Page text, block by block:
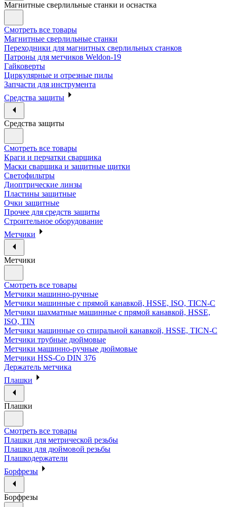
Магнитные сверлильные станки и оснастка
Смотреть все товары
Магнитные сверлильные станки
Переходники для магнитных сверлильных станков
Патроны для метчиков Weldon-19
Гайковерты
Циркулярные и отрезные пилы
Запчасти для инструмента
Средства защиты
Средства защиты
Смотреть все товары
Краги и перчатки сварщика
Маски сварщика и защитные щитки
Светофильтры
Диоптрические линзы
Пластины защитные
Очки защитные
Прочее для средств защиты
Строительное оборудование
Метчики
Метчики
Смотреть все товары
Метчики машинно-ручные
Метчики машинные с прямой канавкой, HSSE, ISO, TICN-C
Метчики шахматные машинные с прямой канавкой, HSSE,
ISO, TIN
Метчики машинные со спиральной канавкой, HSSE, TICN-C
Метчики трубные дюймовые
Метчики машинно-ручные дюймовые
Метчики HSS-Co DIN 376
Держатель метчика
Плашки
Плашки
Смотреть все товары
Плашки для метрической резьбы
Плашки для дюймовой резьбы
Плашкодержатели
Борфрезы
Борфрезы